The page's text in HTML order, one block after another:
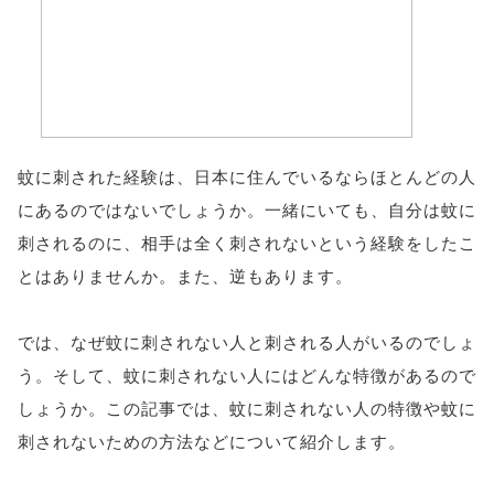
蚊に刺された経験は、日本に住んでいるならほとんどの人
にあるのではないでしょうか。一緒にいても、自分は蚊に
刺されるのに、相手は全く刺されないという経験をしたこ
とはありませんか。また、逆もあります。
では、なぜ蚊に刺されない人と刺される人がいるのでしょ
う。そして、蚊に刺されない人にはどんな特徴があるので
しょうか。この記事では、蚊に刺されない人の特徴や蚊に
刺されないための方法などについて紹介します。